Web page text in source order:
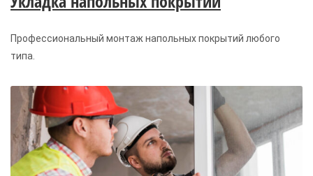
Профессиональный монтаж напольных покрытий любого
типа.